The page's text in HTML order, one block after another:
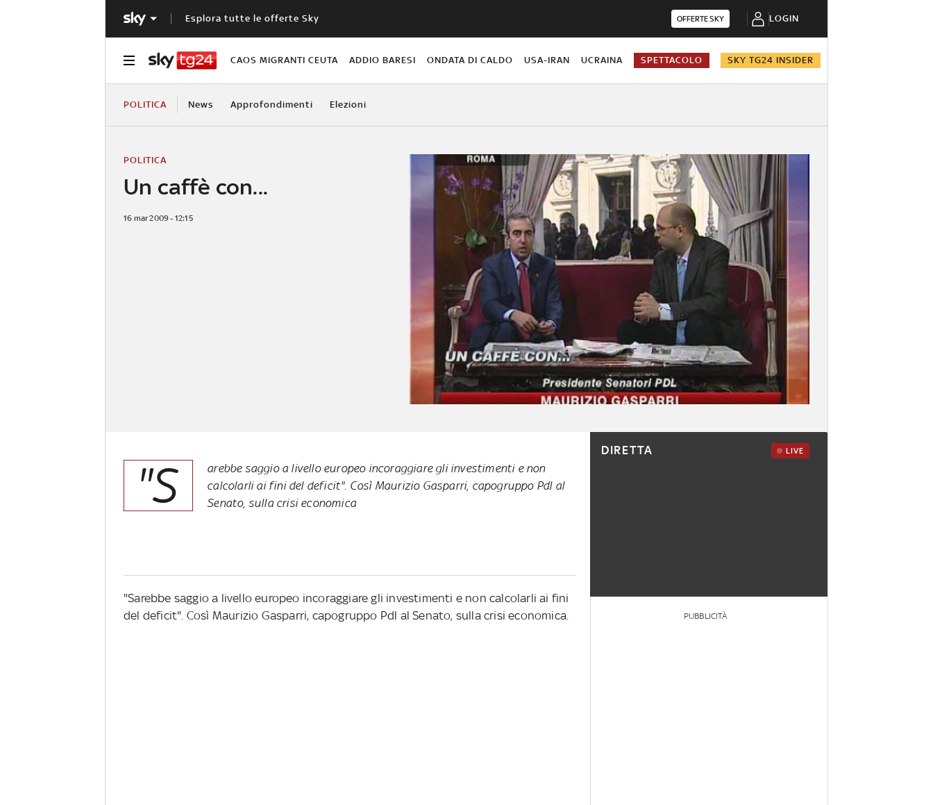
Esplora tutte le offerte Sky OFFERTE SKY LOGIN
CAOS MIGRANTI CEUTA ADDIO BARESI ONDATA DI CALDO USA-IRAN UCRAINA SPETTACOLO SKY TG24 INSIDER
POLITICA News Approfondimenti Elezioni
Un caffè con...
POLITICA
16 mar 2009 - 12:15
"S
arebbe saggio a livello europeo incoraggiare gli investimenti e non
calcolarli ai fini del deficit". Così Maurizio Gasparri, capogruppo Pdl al
Senato, sulla crisi economica
"Sarebbe saggio a livello europeo incoraggiare gli investimenti e non calcolarli ai fini
del deficit". Così Maurizio Gasparri, capogruppo Pdl al Senato, sulla crisi economica.
DIRETTA LIVE
PUBBLICITÀ